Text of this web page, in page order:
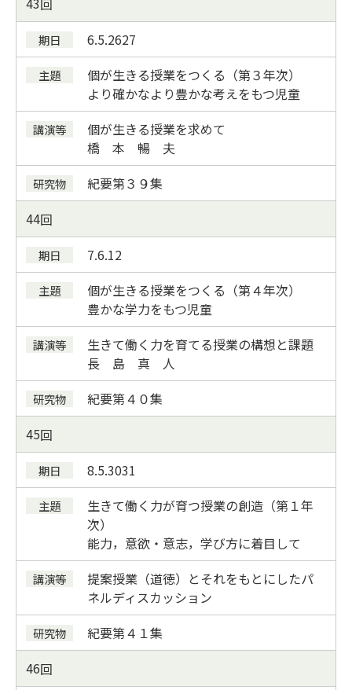
6.5.2627
個が生きる授業をつくる（第３年次）
より確かなより豊かな考えをもつ児童
個が生きる授業を求めて
橋 本 暢 夫
紀要第３９集
44
7.6.12
個が生きる授業をつくる（第４年次）
豊かな学力をもつ児童
生きて働く力を育てる授業の構想と課題
長 島 真 人
紀要第４０集
45
8.5.3031
生きて働く力が育つ授業の創造（第１年
次）
能力，意欲・意志，学び方に着目して
提案授業（道徳）とそれをもとにしたパ
ネルディスカッション
紀要第４１集
46